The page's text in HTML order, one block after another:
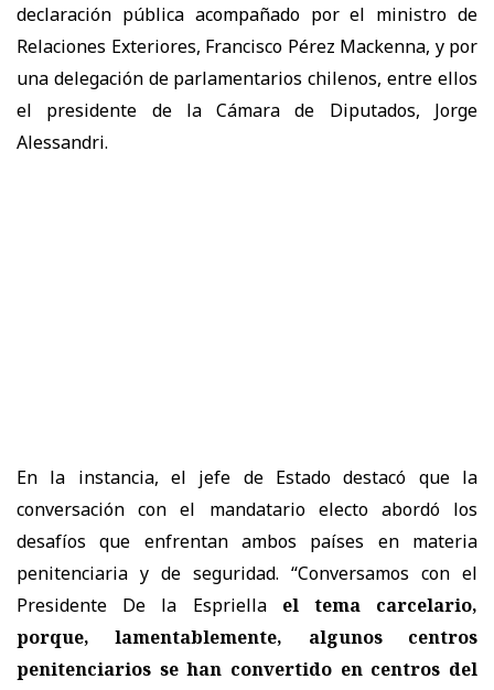
declaración pública acompañado por el ministro de
Relaciones Exteriores, Francisco Pérez Mackenna, y por
una delegación de parlamentarios chilenos, entre ellos
el presidente de la Cámara de Diputados, Jorge
Alessandri.
En la instancia, el jefe de Estado destacó que la
conversación con el mandatario electo abordó los
desafíos que enfrentan ambos países en materia
penitenciaria y de seguridad. “Conversamos con el
Presidente De la Espriellael tema carcelario,
porque, lamentablemente, algunos centros
penitenciarios se han convertido en centros del